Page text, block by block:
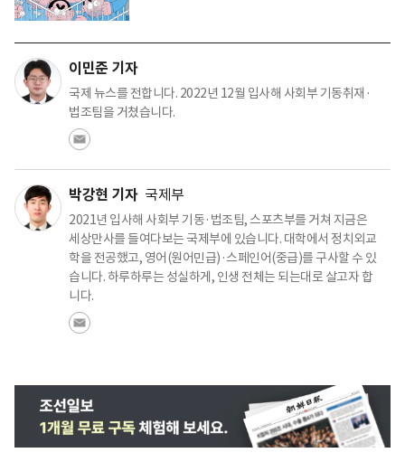
이민준 기자
국제 뉴스를 전합니다. 2022년 12월 입사해 사회부 기동취재·
법조팀을 거쳤습니다.
박강현 기자 국제부
2021년 입사해 사회부 기동·법조팀, 스포츠부를 거쳐 지금은
세상만사를 들여다보는 국제부에 있습니다. 대학에서 정치외교
학을 전공했고, 영어(원어민급)·스페인어(중급)를 구사할 수 있
습니다. 하루하루는 성실하게, 인생 전체는 되는대로 살고자 합
니다.